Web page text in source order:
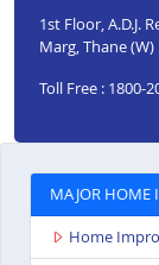
1st Floor, A.D.J.
Marg, Thane
Toll Free : 1800-
MAJOR HOME
Home